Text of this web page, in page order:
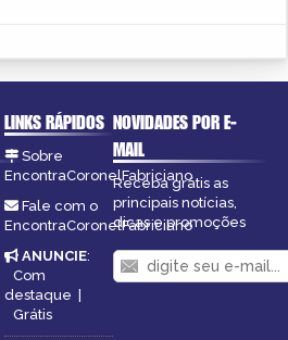
LINKS RÁPIDOS
Sobre
EncontraCoronelFabriciano
Fale com o
EncontraCoronelFabriciano
ANUNCIE:
Com
destaque |
Grátis
NOVIDADES POR E-
MAIL
Receba grátis as
principais notícias,
dicas e promoções